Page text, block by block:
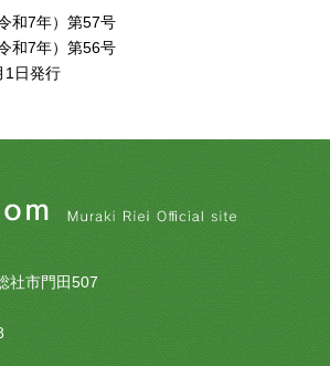
和7年）第57号
和7年）第56号
1日発行
社市門田507